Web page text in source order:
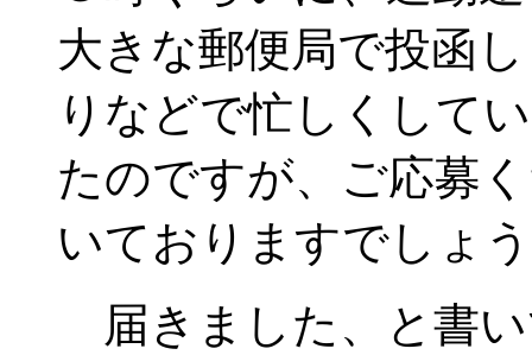
大きな郵便局で投函
りなどで忙しくして
たのですが、ご応募
いておりますでしょ
届きました、と書